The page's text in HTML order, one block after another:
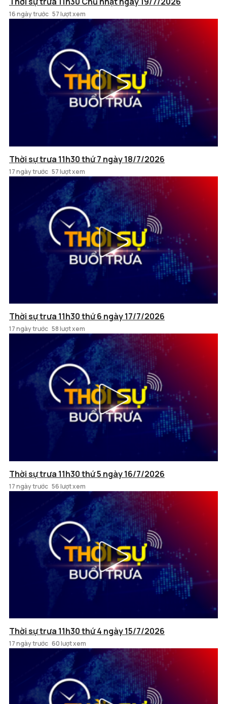
16 ngày trước 57 lượt xem
Thời sự trưa 11h30 thứ 7 ngày 18/7/2026
17 ngày trước 57 lượt xem
Thời sự trưa 11h30 thứ 6 ngày 17/7/2026
17 ngày trước 58 lượt xem
Thời sự trưa 11h30 thứ 5 ngày 16/7/2026
17 ngày trước 56 lượt xem
Thời sự trưa 11h30 thứ 4 ngày 15/7/2026
17 ngày trước 60 lượt xem